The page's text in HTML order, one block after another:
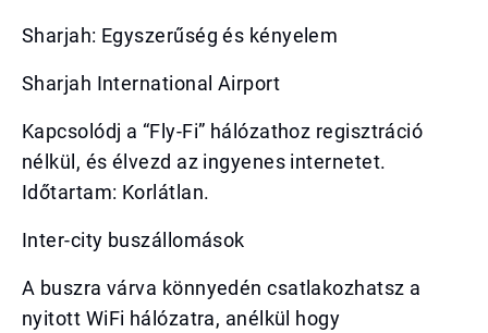
Sharjah: Egyszerűség és kényelem
Sharjah International Airport
Kapcsolódj a “Fly-Fi” hálózathoz regisztráció
nélkül, és élvezd az ingyenes internetet.
Időtartam: Korlátlan.
Inter-city buszállomások
A buszra várva könnyedén csatlakozhatsz a
nyitott WiFi hálózatra, anélkül hogy